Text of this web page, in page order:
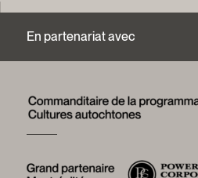
Nous joindre
Centre d’archives et de
Services photographiques et droits
Mot de la présidente
Équipe du Musée
En partenariat avec